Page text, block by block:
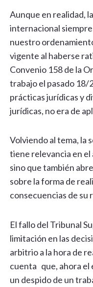
Aunque en realidad,
internacional
nuestro
vigente al haberse
Convenio 158 de la
trabajo el pasado
prácticas jurídicas y
jurídicas, no era de
Volviendo al tema, la
tiene relevancia en
sino que también
sobre la forma de
consecuencias de su
El fallo del Tribunal
limitación en las
arbitrio a la hora de
cuenta que, ahora el
un despido de un